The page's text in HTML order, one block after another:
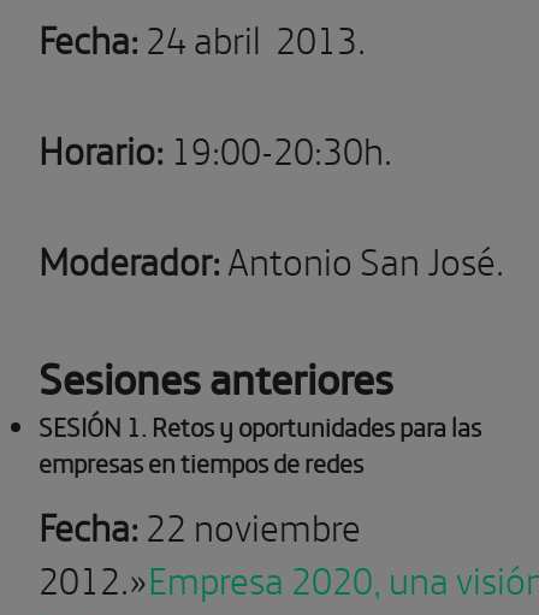
Fecha:24 abril 2013.
Horario: 19:00-20:30h.
Moderador:Antonio San José.
Sesiones anteriores
SESIÓN 1. Retos y oportunidades para las
empresas en tiempos de redes
Fecha:22 noviembre
2012.»Empresa 2020, una